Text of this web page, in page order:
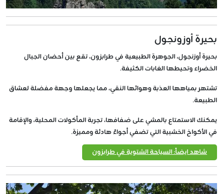
بحيرة أوزونجول
بحيرة أوزنجول، الجوهرة الطبيعية في طرابزون، تقع بين أحضان الجبال
الخضراء وتحيطها الغابات الكثيفة.
تشتهر بمياهها العذبة وهوائها النقي، مما يجعلها وجهة مفضلة لعشاق
الطبيعة.
يمكنك الاستمتاع بالمشي على ضفافها، تجربة المأكولات المحلية، والإقامة
في الأكواخ الخشبية التي تضفي أجواءً هادئة ومميزة.
شاهد ايضاً: السياحة الشتوية في طرابزون